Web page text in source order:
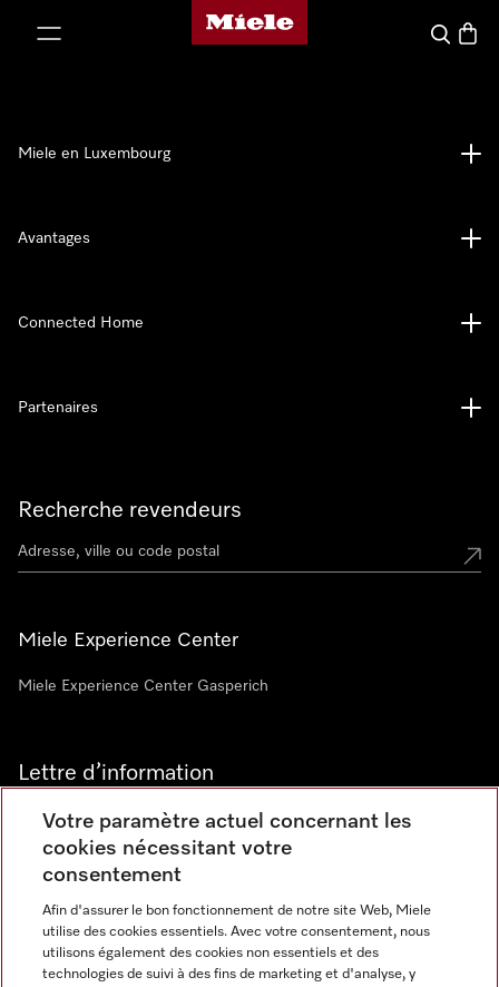
Page d'accueil de Miele
Panier
Recherche revendeurs
Miele Experience Center
Miele Experience Center Gasperich
Lettre d’information
Langue
Miele en Luxembourg
Avantages
Connected Home
Partenaires
Votre paramètre actuel concernant les
cookies nécessitant votre
consentement
Afin d'assurer le bon fonctionnement de notre site Web, Miele
utilise des cookies essentiels. Avec votre consentement, nous
utilisons également des cookies non essentiels et des
technologies de suivi à des fins de marketing et d'analyse, y